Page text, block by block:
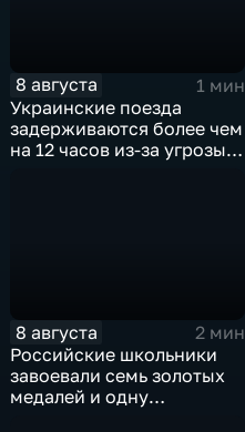
8 августа
1 мин
Украинские поезда
задерживаются более чем
на 12 часов из-за угрозы
8 августа
2 мин
Российские школьники
завоевали семь золотых
медалей и одну